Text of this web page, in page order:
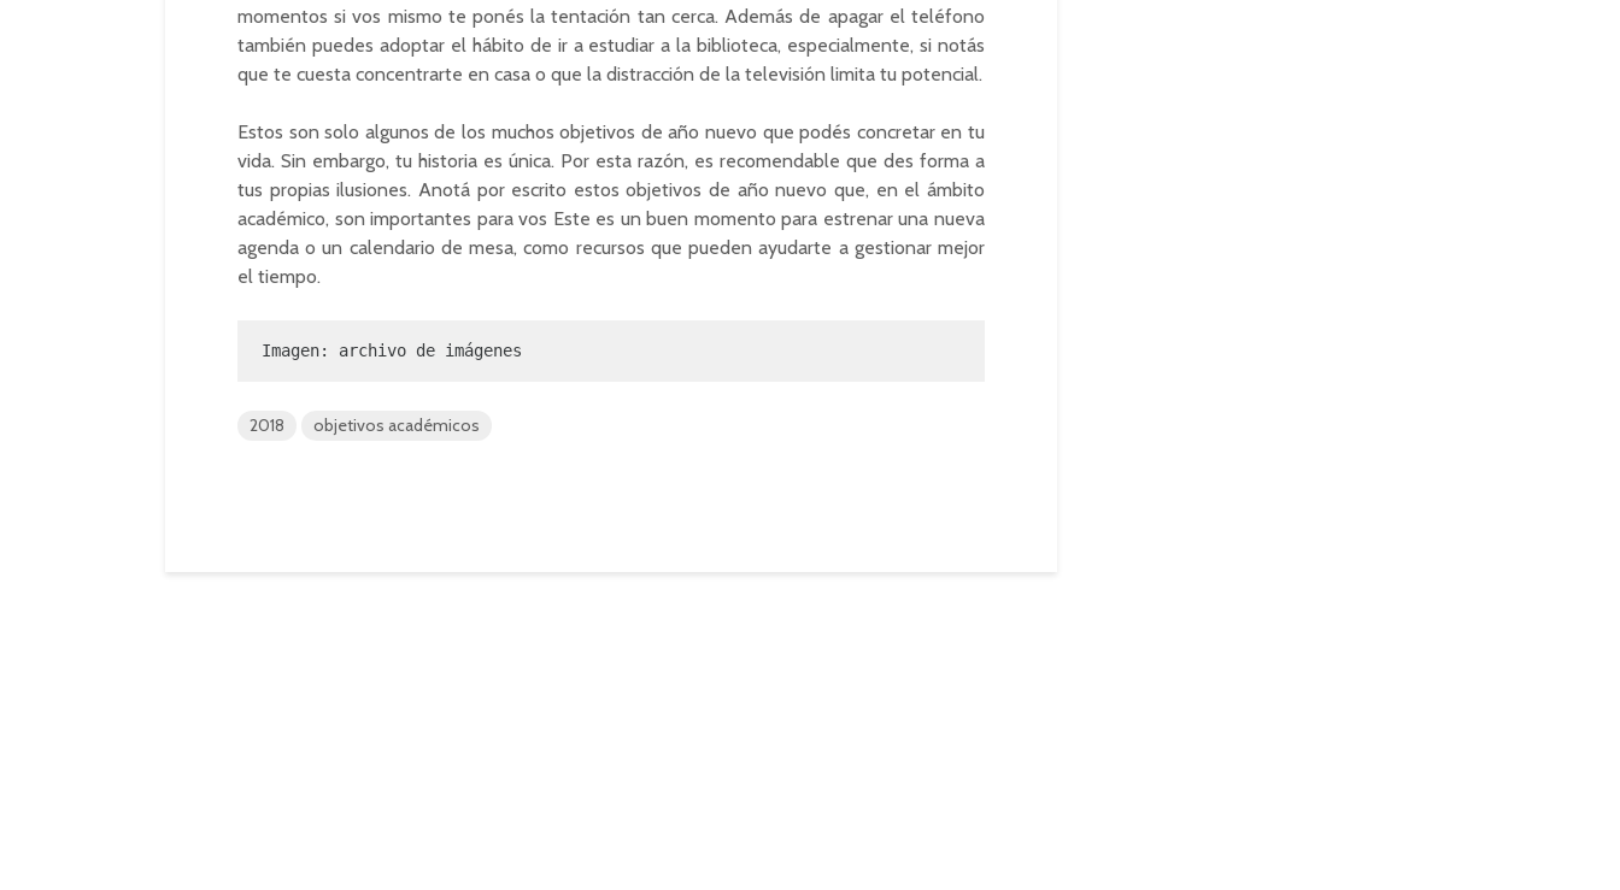
momentos si vos mismo te ponés la tentación tan cerca. Además de apagar el teléfono
también puedes adoptar el hábito de ir a estudiar a la biblioteca, especialmente, si notás
que te cuesta concentrarte en casa o que la distracción de la televisión limita tu potencial.
Estos son solo algunos de los muchos objetivos de año nuevo que podés concretar en tu
vida. Sin embargo, tu historia es única. Por esta razón, es recomendable que des forma a
tus propias ilusiones. Anotá por escrito estos objetivos de año nuevo que, en el ámbito
académico, son importantes para vos Este es un buen momento para estrenar una nueva
agenda o un calendario de mesa, como recursos que pueden ayudarte a gestionar mejor
el tiempo.
Imagen: archivo de imágenes
2018 objetivos académicos